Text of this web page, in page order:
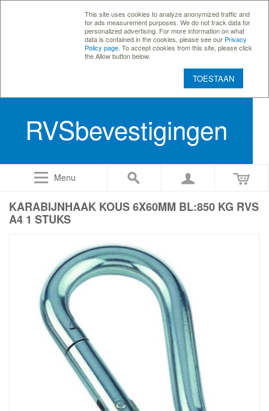
This site uses cookies to analyze anonymized traffic and
for ads measurement purposes. We do not track data for
personalized advertising. For more information on what
data is contained in the cookies, please see our Privacy
Policy page . To accept cookies from this site, please click
the Allow button below.
TOESTAAN
RVSbevestigingen
Menu
KARABIJNHAAK KOUS 6X60MM BL:850 KG RVS
A4 1 STUKS